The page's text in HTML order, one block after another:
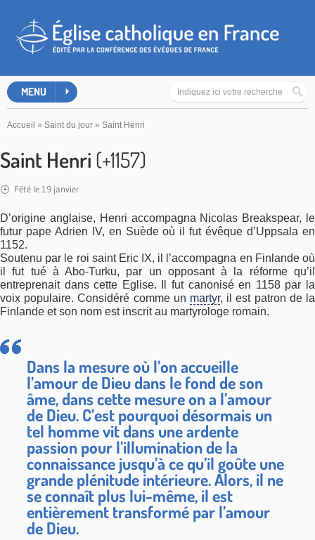
MENU
Accueil » Saint du jour » Saint Henri
Saint Henri (+1157)
Fêté le 19 janvier
D’origine anglaise, Henri accompagna Nicolas Breakspear, le
futur pape Adrien IV, en Suède où il fut évêque d’Uppsala en
1152.
Soutenu par le roi saint Eric IX, il l’accompagna en Finlande où
il fut tué à Abo-Turku, par un opposant à la réforme qu’il
entreprenait dans cette Eglise. Il fut canonisé en 1158 par la
voix populaire. Considéré comme un martyr, il est patron de la
Finlande et son nom est inscrit au martyrologe romain.
Dans la mesure où l’on accueille
l’amour de Dieu dans le fond de son
âme, dans cette mesure on a l’amour
de Dieu. C’est pourquoi désormais un
tel homme vit dans une ardente
passion pour l’illumination de la
connaissance jusqu’à ce qu’il goûte une
grande plénitude intérieure. Alors, il ne
se connaît plus lui-même, il est
entièrement transformé par l’amour
de Dieu.